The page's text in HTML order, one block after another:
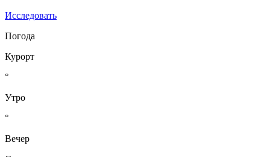
Исследовать
Погода
Курорт
°
Утро
°
Вечер